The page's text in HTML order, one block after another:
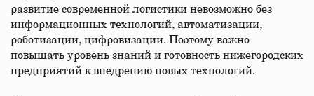
развитие современной логистики невозможно без
информационных технологий, автоматизации,
роботизации, цифровизации. Поэтому важно
повышать уровень знаний и готовность нижегородских
предприятий к внедрению новых технологий.